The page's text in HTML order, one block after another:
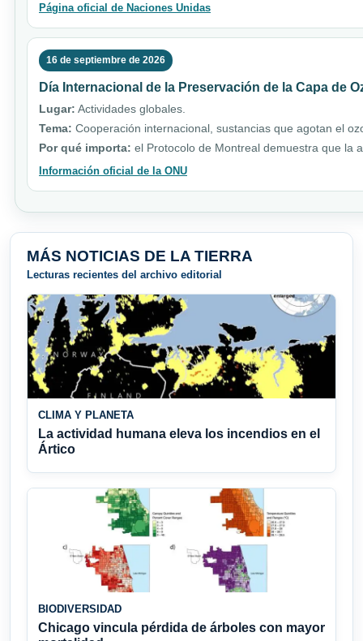
Página oficial de Naciones Unidas
16 de septiembre de 2026
Día Internacional de la Preservación de la Capa de
Lugar: Actividades globales.
Tema: Cooperación internacional, sustancias que agotan el
Por qué importa: el Protocolo de Montreal demuestra que la
Información oficial de la ONU
MÁS NOTICIAS DE LA TIERRA
Lecturas recientes del archivo editorial
CLIMA Y PLANETA
La actividad humana eleva los incendios en el
Ártico
BIODIVERSIDAD
Chicago vincula pérdida de árboles con mayor